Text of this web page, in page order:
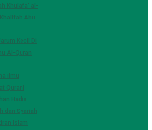
Khulafa’ al-
Abu
Kecil Di
Al-Quran
Ilmu
Qurani
Hadis
dan Syariah
Islam